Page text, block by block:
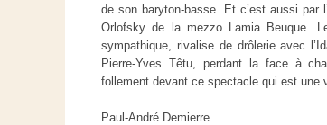
de son baryton-basse. Et c’est aussi par
Orlofsky de la mezzo Lamia Beuque.
sympathique, rivalise de drôlerie avec
Pierre-Yves Têtu, perdant la face à
follement devant ce spectacle qui est une
Paul-André Demierre